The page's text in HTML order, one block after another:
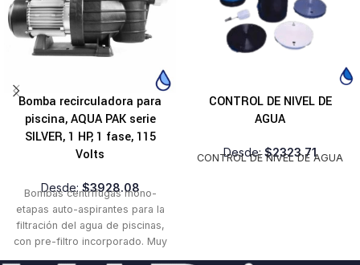
Bomba recirculadora para
piscina, AQUA PAK serie
SILVER, 1 HP, 1 fase, 115
Volts
Desde: $3928.08
Bombas centrífugas mono-
etapas auto-aspirantes para la
filtración del agua de piscinas,
con pre-filtro incorporado. Muy
silenciosas.
CONTROL DE NIVEL DE
AGUA
Desde:$2323.71
CONTROL DE NIVEL DE AGUA